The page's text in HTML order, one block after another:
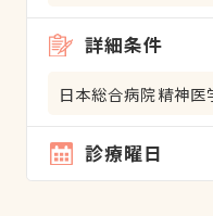
詳細条件
診療曜日